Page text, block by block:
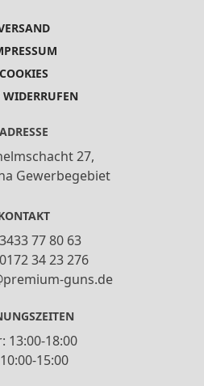
COOKIES
ADRESSE
27,
Gewerbegebiet
77 80 63
34 23 276
guns.de
13:00-18:00
15:00